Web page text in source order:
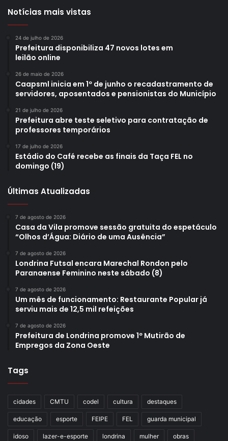
Notícias mais vistas
24 de julho de 2026
Prefeitura disponibiliza 47 novos lotes em
leilão online
26 de maio de 2026
Caapsml inicia em 1º de junho o recadastramento de
servidores, aposentados e pensionistas do Município
21 de julho de 2026
Prefeitura abre teste seletivo para contratação de
professores temporários
17 de julho de 2026
Estádio do Café recebe as finais da Taça FEL no
domingo (19)
Últimas Atualizadas
7 de agosto de 2026
Casa da Vila promove sessão gratuita do espetáculo
“Olhos d’Água: Diário de uma Ausência”
7 de agosto de 2026
Londrina Futsal encara Marechal Rondon pelo
Paranaense Feminino neste sábado (8)
7 de agosto de 2026
Um mês de funcionamento: Restaurante Popular já
serviu mais de 12,5 mil refeições
7 de agosto de 2026
Prefeitura de Londrina promove 1º Mutirão de
Empregos da Zona Oeste
Tags
cidades CMTU codel cultura destaques
educação esporte FEIPE FEL guarda municipal
idoso lazer-e-esporte londrina mulher obras